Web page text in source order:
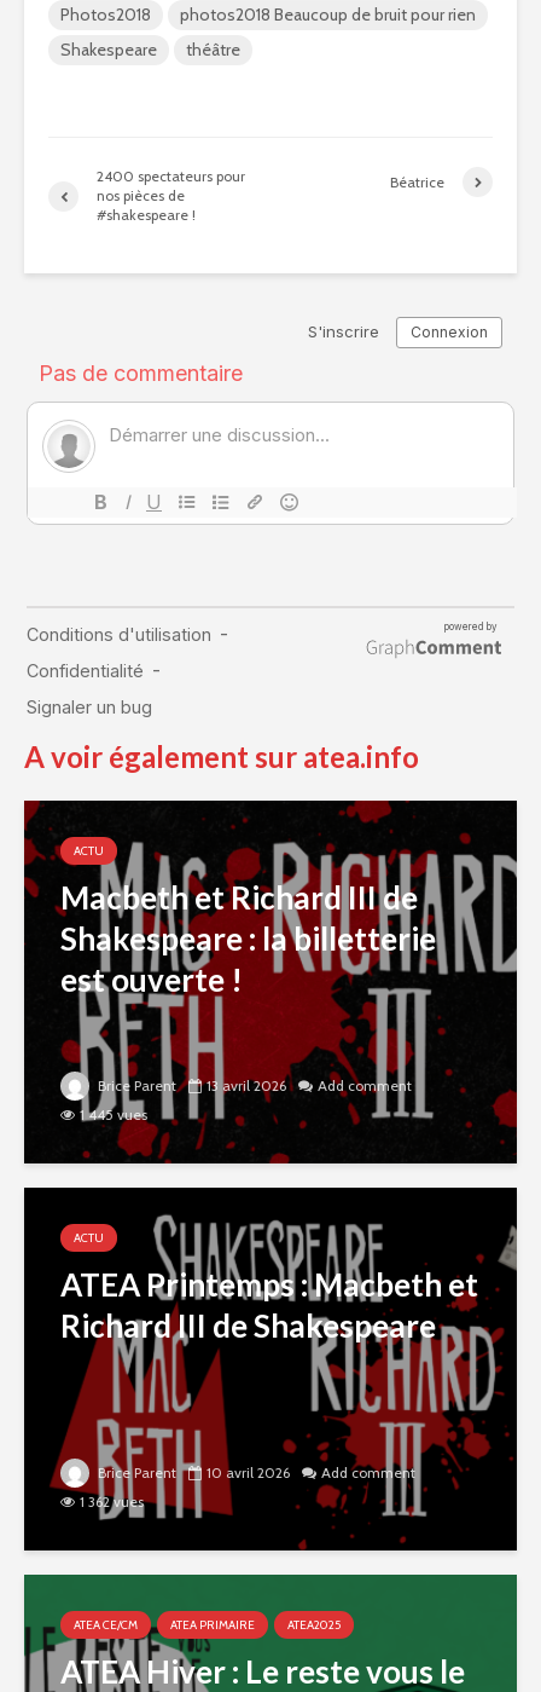
Photos2018
photos2018 Beaucoup de bruit pour rien
Shakespeare
théâtre
2400 spectateurs pour
nos pièces de
#shakespeare !
Béatrice
A voir également sur atea.info
ACTU
Macbeth et Richard III de
Shakespeare : la billetterie
est ouverte !
Brice Parent 13 avril 2026
Add comment
1 445 vues
ACTU
ATEA Printemps : Macbeth et
Richard III de Shakespeare
Brice Parent 10 avril 2026
Add comment
1 362 vues
ATEA CE/CM ATEA PRIMAIRE ATEA2025
ATEA Hiver : Le reste vous le